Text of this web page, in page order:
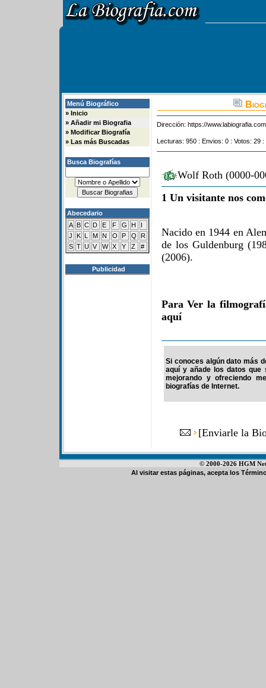
Menú Biográfico
» Inicio
» Añadir mi Biografia
» Modificar Biografía
» Las más Buscadas
Busca Biografías
Abecedario
A B C D E F G H
I
J
K L M N O P Q
R
S T U V W X Y Z #
Publicidad
Dirección: https://
Lecturas: 950 : Envios: 0 : Votos: 29
Wolf Roth (0000-
1 Un visitante nos
Nacido en 1944 en
de los Guldenburg
(2006).
Para Ver la
aquí
Si conoces algún dato más
aquí y añade los datos que
mejorando y ofreciendo
biografías de Internet.
[Enviarle la
© 2000-2026 HGM
Al visitar estas páginas, acepta los